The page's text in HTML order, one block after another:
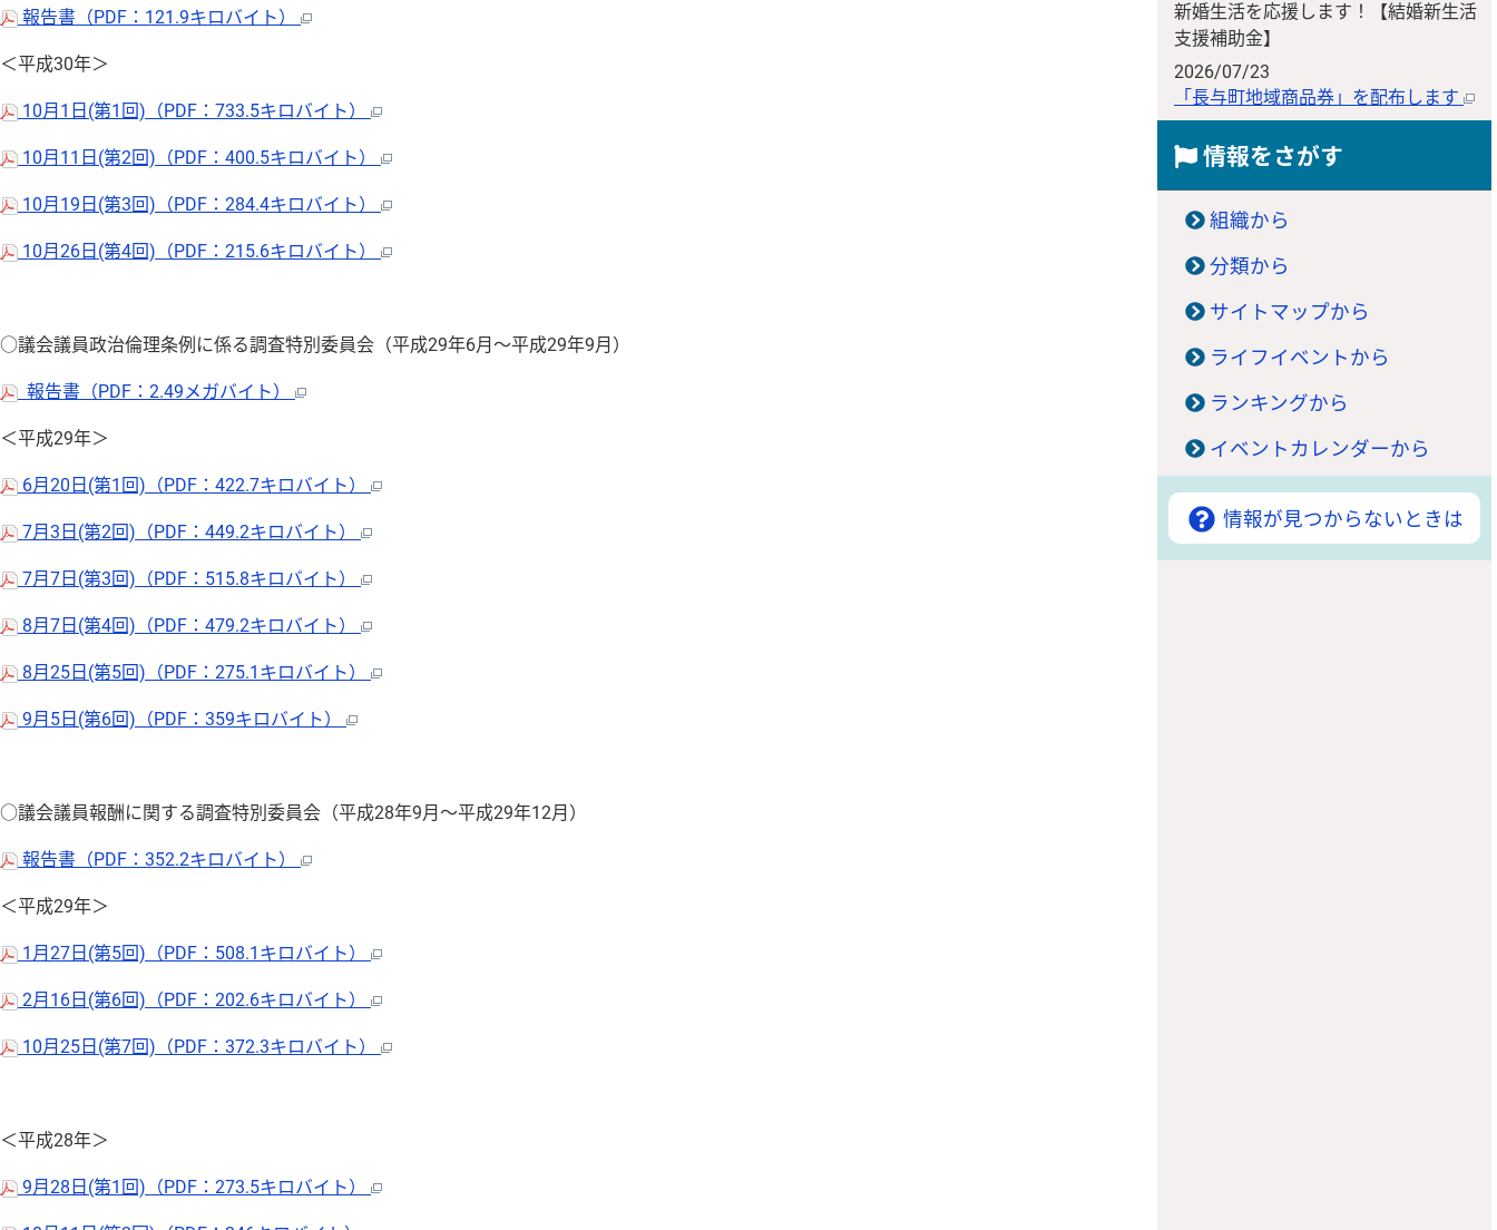
報告書（PDF：121.9キロバイト）
＜平成30年＞
10月1日(第1回)（PDF：733.5キロバイト）
10月11日(第2回)（PDF：400.5キロバイト）
10月19日(第3回)（PDF：284.4キロバイト）
10月26日(第4回)（PDF：215.6キロバイト）
○議会議員政治倫理条例に係る調査特別委員会（平成29年6月〜平成29年9月）
報告書（PDF：2.49メガバイト）
＜平成29年＞
6月20日(第1回)（PDF：422.7キロバイト）
7月3日(第2回)（PDF：449.2キロバイト）
7月7日(第3回)（PDF：515.8キロバイト）
8月7日(第4回)（PDF：479.2キロバイト）
8月25日(第5回)（PDF：275.1キロバイト）
9月5日(第6回)（PDF：359キロバイト）
○議会議員報酬に関する調査特別委員会（平成28年9月〜平成29年12月）
報告書（PDF：352.2キロバイト）
＜平成29年＞
1月27日(第5回)（PDF：508.1キロバイト）
2月16日(第6回)（PDF：202.6キロバイト）
10月25日(第7回)（PDF：372.3キロバイト）
＜平成28年＞
9月28日(第1回)（PDF：273.5キロバイト）
新婚生活を応援します！【結婚新生活
支援補助金】
2026/07/23
「長与町地域商品券」を配布します
情報をさがす
組織から
分類から
サイトマップから
ライフイベントから
ランキングから
イベントカレンダーから
情報が見つからないときは